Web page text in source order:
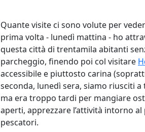
Quante visite ci sono volute per
prima volta - lunedì mattina - ho
questa città di trentamila abitanti
parcheggio, finendo poi col visitare
accessibile e piuttosto carina
seconda, lunedì sera, siamo riusciti
ma era troppo tardi per mangiare
aperti, apprezzare l’attività intorno
pescatori.